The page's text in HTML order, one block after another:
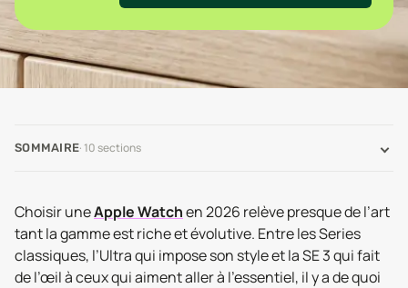
SOMMAIRE· 10sections
Choisir uneApple Watchen 2026 relève presque de l’art
tant la gamme est riche et évolutive. Entre les Series
classiques, l’Ultra qui impose son style et la SE 3 qui fait
de l’œil à ceux qui aiment aller à l’essentiel, il y a de quoi